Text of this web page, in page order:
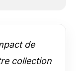
de
collection